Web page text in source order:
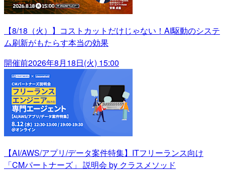
【8/18（火）】コストカットだけじゃない！AI駆動のシステ
ム刷新がもたらす本当の効果
開催前2026年8月18日(火) 15:00
【AI/AWS/アプリ/データ案件特集】ITフリーランス向け
「CMパートナーズ」 説明会 by クラスメソッド